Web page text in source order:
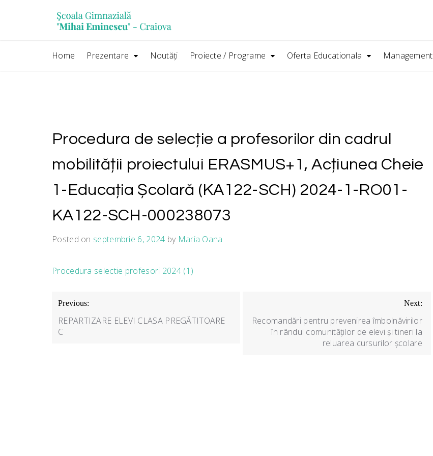
Home Prezentare Noutăţi Proiecte / Programe Oferta Educationala Management
Procedura de selecție a profesorilor din cadrul
mobilității proiectului ERASMUS+1, Acțiunea Cheie
1-Educația Școlară (KA122-SCH) 2024-1-RO01-
KA122-SCH-000238073
Posted on septembrie 6, 2024 by Maria Oana
Procedura selectie profesori 2024 (1)
Navigare
în
articole
Previous:
REPARTIZARE ELEVI CLASA PREGĂTITOARE
C
Next:
Recomandări pentru prevenirea îmbolnăvirilor
în rândul comunităților de elevi și tineri la
reluarea cursurilor școlare